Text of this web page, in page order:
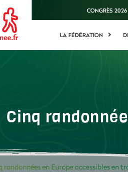
CONGRÈS 2026
LA FÉDÉRATION
Cinq
randonnées en Europe accessibles en